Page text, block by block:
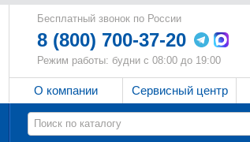
Бесплатный звонок по России
8 (800) 700-37-20
Режим работы: будни с 08:00 до 19:00
О компании Сервисный центр